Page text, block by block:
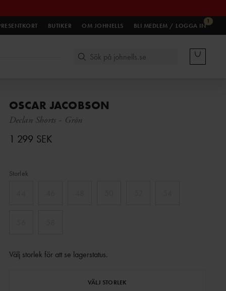
BUTIKER OM JOHNELLS
1
BLI MEDLEM / LOGGA IN
OSCAR JACOBSON
Declan Shorts - Grön
1 299 SEK
Storlek
Välj storlek för att se lagerstatus.
VÄLJ STORLEK